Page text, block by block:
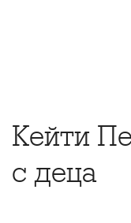
Кейти
с деца